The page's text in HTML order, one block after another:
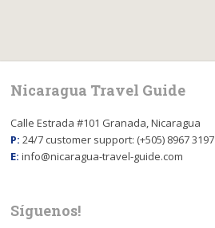
Nicaragua Travel Guide
Calle Estrada #101 Granada, Nicaragua
P: 24/7 customer support: (+505) 8967 3197
E: info@nicaragua-travel-guide.com
Síguenos!